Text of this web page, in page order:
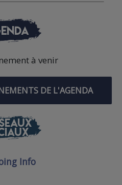
à venir
DE L'AGENDA
Info